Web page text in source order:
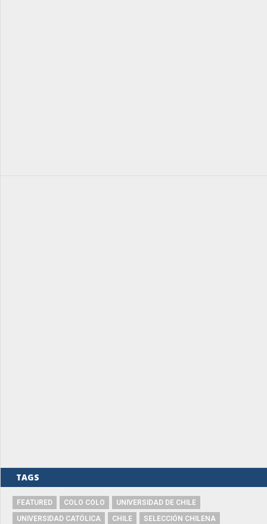
TAGS
FEATURED COLO COLO
UNIVERSIDAD DE CHILE
UNIVERSIDAD CATÓLICA
CHILE
SELECCIÓN CHILENA